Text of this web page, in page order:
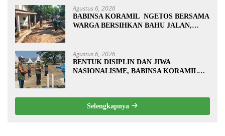
Agustus 6, 2026
BABINSA KORAMIL NGETOS BERSAMA
WARGA BERSIHKAN BAHU JALAN,
Agustus 6, 2026
BENTUK DISIPLIN DAN JIWA
NASIONALISME, BABINSA KORAMIL
Selengkapnya